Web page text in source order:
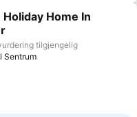
til i favoritter
Home In
tilgjengelig
Sentrum